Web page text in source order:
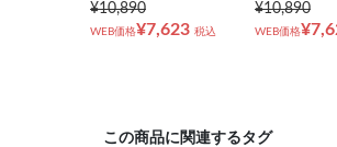
¥10,890
WEB価格¥7,623 税込
¥10,890
WEB価格
この商品に関連するタグ